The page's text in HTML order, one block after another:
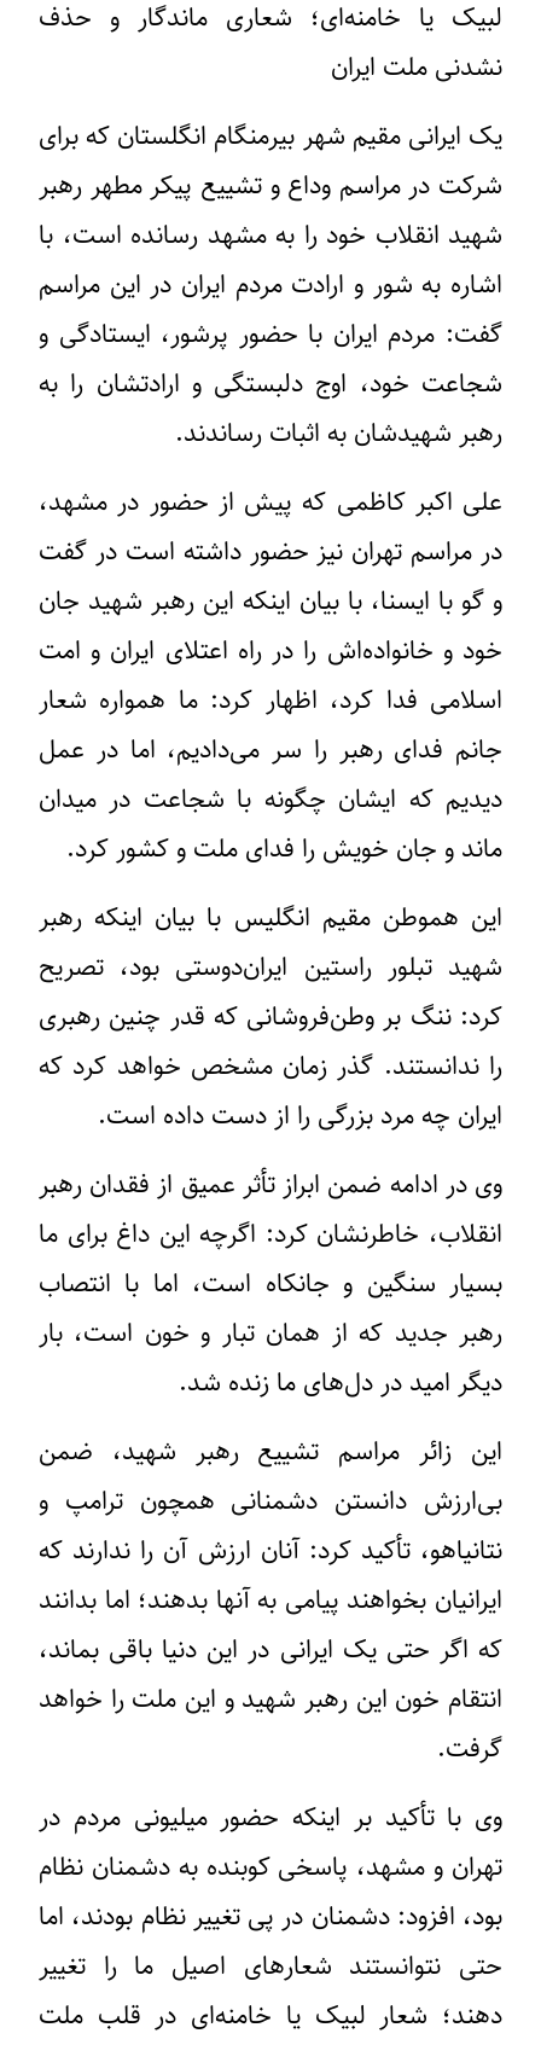
لبیک یا خامنه‌ای؛ شعاری ماندگار و حذف‌
نشدنی ملت ایران
یک ایرانی مقیم شهر بیرمنگام انگلستان که برای
شرکت در مراسم وداع و تشییع پیکر مطهر رهبر
شهید انقلاب خود را به مشهد رسانده است، با
اشاره به شور و ارادت مردم ایران در این مراسم
گفت: مردم ایران با حضور پرشور، ایستادگی و
شجاعت خود، اوج دلبستگی و ارادتشان را به
رهبر شهیدشان به اثبات رساندند.
علی اکبر کاظمی که پیش از حضور در مشهد،
در مراسم تهران نیز حضور داشته است در گفت
و گو با ایسنا، با بیان اینکه این رهبر شهید جان
خود و خانواده‌اش را در راه اعتلای ایران و امت
اسلامی فدا کرد، اظهار کرد: ما همواره شعار
جانم فدای رهبر را سر می‌دادیم، اما در عمل
دیدیم که ایشان چگونه با شجاعت در میدان
ماند و جان خویش را فدای ملت و کشور کرد.
این هموطن مقیم انگلیس با بیان اینکه رهبر
شهید تبلور راستین ایران‌دوستی بود، تصریح
کرد: ننگ بر وطن‌فروشانی که قدر چنین رهبری
را ندانستند. گذر زمان مشخص خواهد کرد که
ایران چه مرد بزرگی را از دست داده است.
وی در ادامه ضمن ابراز تأثر عمیق از فقدان رهبر
انقلاب، خاطرنشان کرد: اگرچه این داغ برای ما
بسیار سنگین و جانکاه است، اما با انتصاب
رهبر جدید که از همان تبار و خون است، بار
دیگر امید در دل‌های ما زنده شد.
این زائر مراسم تشییع رهبر شهید، ضمن
بی‌ارزش دانستن دشمنانی همچون ترامپ و
نتانیاهو، تأکید کرد: آنان ارزش آن را ندارند که
ایرانیان بخواهند پیامی به آنها بدهند؛ اما بدانند
که اگر حتی یک ایرانی در این دنیا باقی بماند،
انتقام خون این رهبر شهید و این ملت را خواهد
گرفت.
وی با تأکید بر اینکه حضور میلیونی مردم در
تهران و مشهد، پاسخی کوبنده به دشمنان نظام
بود، افزود: دشمنان در پی تغییر نظام بودند، اما
حتی نتوانستند شعارهای اصیل ما را تغییر
دهند؛ شعار لبیک یا خامنه‌ای در قلب ملت